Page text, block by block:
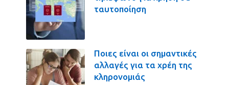
ταυτοποίηση
Ποιες είναι οι σημαντικές
αλλαγές για τα χρέη της
κληρονομιάς